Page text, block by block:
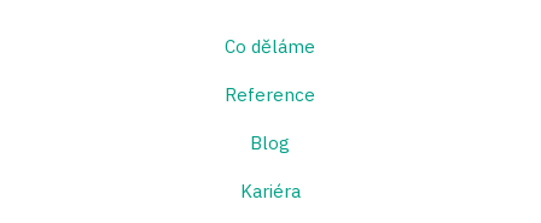
Co děláme
Reference
Blog
Kariéra